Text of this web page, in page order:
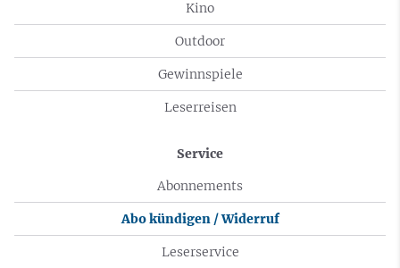
Kino
Outdoor
Gewinnspiele
Leserreisen
Service
Abonnements
Abo kündigen / Widerruf
Leserservice